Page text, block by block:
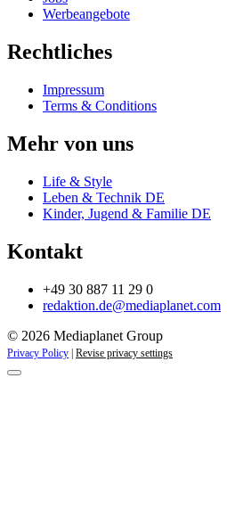
Werbeangebote
Rechtliches
Impressum
Terms & Conditions
Mehr von uns
Life & Style
Leben & Technik DE
Kinder, Jugend & Familie DE
Kontakt
+49 30 887 11 29 0
redaktion.de@mediaplanet.com
© 2026 Mediaplanet Group
Privacy Policy | Revise privacy settings